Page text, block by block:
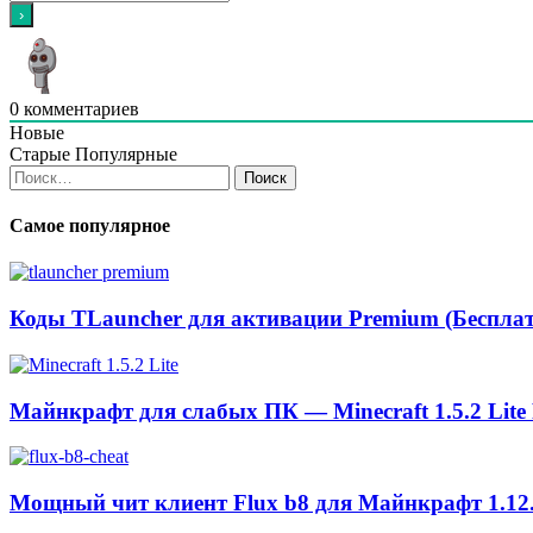
0 комментариев
Новые
Старые Популярные
Найти:
Самое популярное
Коды TLauncher для активации Premium
Майнкрафт для слабых ПК — Minecraft 1.5.2 Lite
Мощный чит клиент Flux b8 для Майнкрафт